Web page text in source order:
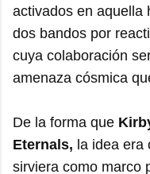
activados en aquella
dos bandos por
cuya colaboración
amenaza cósmica
De la forma que
Eternals, la idea era
sirviera como marco